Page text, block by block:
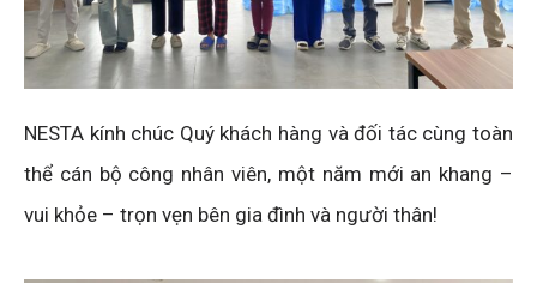
NESTA kính chúc Quý khách hàng và đối tác cùng toàn
thể cán bộ công nhân viên, một năm mới an khang –
vui khỏe – trọn vẹn bên gia đình và người thân!